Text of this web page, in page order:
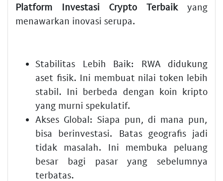
Platform Investasi Crypto Terbaikyang
menawarkan inovasi serupa.
Stabilitas Lebih Baik: RWA didukung
aset fisik. Ini membuat nilai token lebih
stabil. Ini berbeda dengan koin kripto
yang murni spekulatif.
Akses Global: Siapa pun, di mana pun,
bisa berinvestasi. Batas geografis jadi
tidak masalah. Ini membuka peluang
besar bagi pasar yang sebelumnya
terbatas.